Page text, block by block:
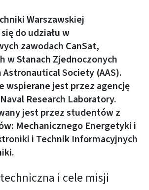
Warszawskiej
do udziału w
zawodach CanSat,
w Stanach Zjednoczonych
Society (AAS).
wspierane jest przez agencję
Research Laboratory.
jest przez studentów z
Mechanicznego Energetyki i
i Technik Informacyjnych
i cele misji